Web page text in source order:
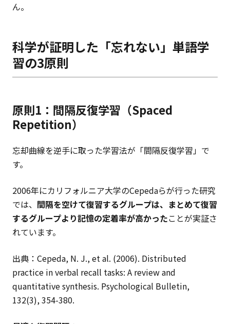
ん。
科学が証明した「忘れない」単語学
習の3原則
原則1：間隔反復学習（Spaced
Repetition）
忘却曲線を逆手に取った学習法が「間隔反復学習」で
す。
2006年にカリフォルニア大学のCepedaらが行った研究
では、 間隔を空けて復習するグループは、まとめて復習
するグループより記憶の定着率が高かったことが実証さ
れています。
出典：Cepeda, N. J., et al. (2006). Distributed
practice in verbal recall tasks: A review and
quantitative synthesis. Psychological Bulletin,
132(3), 354-380.